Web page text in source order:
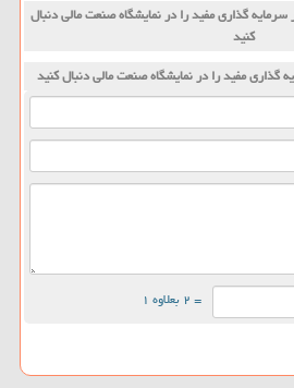
گذاری مفید را در نمایشگاه صنعت مالی دنبال
کنید
گذاری مفید را در نمایشگاه صنعت مالی دنبال کنید
= ۲ بعلاوه ۱